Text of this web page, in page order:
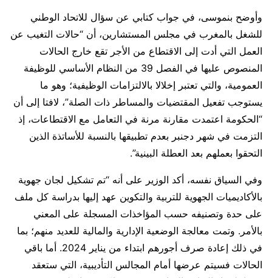
وأوضح بنموسى، في جواب كتابي عن سؤال للاتحاد الوطني
للشغل بالمغرب في مجلس المستشارين، أن “حالات التغيب عن
العمل التي أدت إلى الاقتطاع من الأجر تقع خارج الحالات
المنصوص عليها في الفصل 39 من النظام الأساسي للوظيفة
العمومية، والتي تعتبر إخلالا بالالتزامات الوظيفية؛ وهو ما
يستوجب تفعيل المقتضيات والمساطر ذات الصلة”، لافتا إلى أن
“الحكومة اعتمدت مقارنة مرنة في التعامل مع الاقتطاعات، إذ
التزمت في شهر دجنبر بعدم تطبيقها بالنسبة للأساتذة الذين
التحقوا بعملهم بعد العطلة البينية”.
وفي السياق نفسه، أكد الوزير على أنه “تم تشكيل لجان جهوية
بالأكاديميات الجهوية للتربية والتكوين عهد إليها بدراسة كل ملف
على حدة وتصنيفه حسب المؤاخذات المسجلة على المعني
بالأمر. وتمت معالجة الوضعية الإدارية والمالية للعديد منهم؛ بما
في ذلك إعادة صرف أجورهم ابتداء من يناير 2024. أما باقي
الحالات فسيتم عرضها أمام المجالس التأديبية، التي ستعقد